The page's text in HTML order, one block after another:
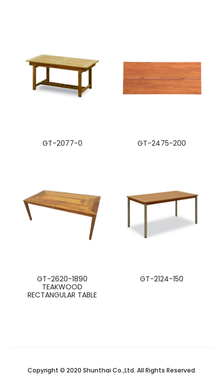
GT-2077-0 GT-2475-200
GT-2620-1890
TEAKWOOD
RECTANGULAR TABLE
GT-2124-150
Copyright © 2020 Shunthai Co.,Ltd. All Rights Reserved.